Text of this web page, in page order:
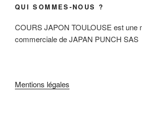
QUI SOMMES-NOUS ?
COURS JAPON TOULOUSE est une
commerciale de JAPAN PUNCH SAS
Mentions légales